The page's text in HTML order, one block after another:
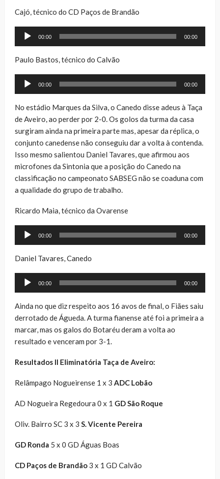
Cajó, técnico do CD Paços de Brandão
Reprodutor
áudio
00:00 00:00
Paulo Bastos, técnico do Calvão
Reprodutor
áudio
00:00 00:00
No estádio Marques da Silva, o Canedo disse adeus à Taça
de Aveiro, ao perder por 2-0. Os golos da turma da casa
surgiram ainda na primeira parte mas, apesar da réplica, o
conjunto canedense não conseguiu dar a volta à contenda.
Isso mesmo salientou Daniel Tavares, que afirmou aos
microfones da Sintonia que a posição do Canedo na
classificação no campeonato SABSEG não se coaduna com
a qualidade do grupo de trabalho.
Ricardo Maia, técnico da Ovarense
Reprodutor
áudio
00:00 00:00
Daniel Tavares, Canedo
Reprodutor
áudio
00:00 00:00
Ainda no que diz respeito aos 16 avos de final, o Fiães saiu
derrotado de Águeda. A turma fianense até foi a primeira a
marcar, mas os galos do Botaréu deram a volta ao
resultado e venceram por 3-1.
Resultados II Eliminatória Taça de Aveiro:
Relâmpago Nogueirense 1 x 3 ADC Lobão
AD Nogueira Regedoura 0 x 1 GD São Roque
Oliv. Bairro SC 3 x 3 S. Vicente Pereira
GD Ronda 5 x 0 GD Águas Boas
CD Paços de Brandão 3 x 1 GD Calvão